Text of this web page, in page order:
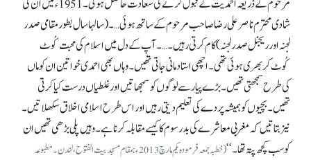
مرحوم کے ذریعہ احمدیت کے قبول کرنے کی سعادت حاصل ہوئی۔ 1951ء میں ان کی
شادی محترم ناصر علی رضا صاحب مرحوم کے ساتھ ہوئی…۔ (سالہاسال بطور مقامی صدر
لجنہ اور ریجنل صدر لجنہ) کام کرتی رہیں۔ …۔ آپ کے دل میں اسلام کی محبت کُوٹ
کُوٹ کر بھری ہوئی تھی۔ اچھی استاد مانی جاتی تھیں۔ وہاں بھی احمدی خواتین ان کو ماں
کی طرح سمجھتی تھیں۔ بڑے پیار سے لوگوں کو سمجھاتیں اور غلطیاں درست کیا کرتی
تھیں۔ بچیوں کو ہمیشہ پردے کی تعلیم دیتی رہیں اور اس طرح اسلامی اخلاق سکھلاتیں۔
نیز بتاتیں کہ مغربی معاشرے کی بدرسوم کا کیسے مقابلہ کرنا ہے۔ وہیں پلی بڑھی تھیں ان
کو سب کچھ پتہ تھا۔ ‘‘
(خطبہ جمعہ فرمودہ یکم مارچ 2013ء بمقام مسجد بیت الفتوح، لندن۔ مطبوعہ